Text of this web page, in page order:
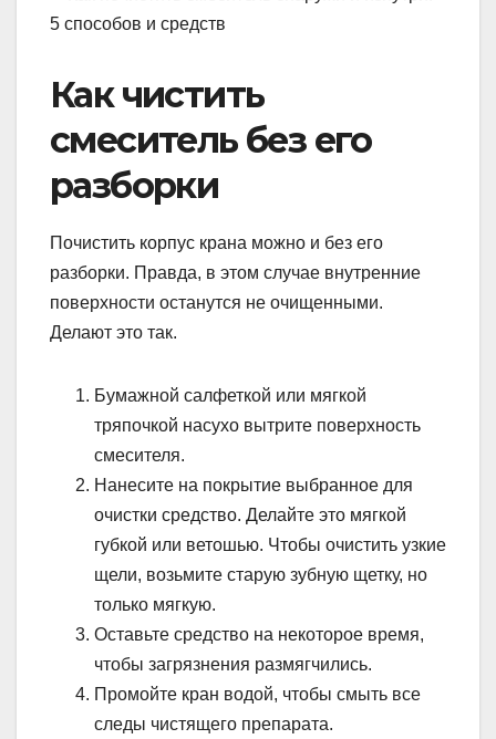
Как чистить
смеситель без его
разборки
Почистить корпус крана можно и без его
разборки. Правда, в этом случае внутренние
поверхности останутся не очищенными.
Делают это так.
Бумажной салфеткой или мягкой
тряпочкой насухо вытрите поверхность
смесителя.
Нанесите на покрытие выбранное для
очистки средство. Делайте это мягкой
губкой или ветошью. Чтобы очистить узкие
щели, возьмите старую зубную щетку, но
только мягкую.
Оставьте средство на некоторое время,
чтобы загрязнения размягчились.
Промойте кран водой, чтобы смыть все
следы чистящего препарата.